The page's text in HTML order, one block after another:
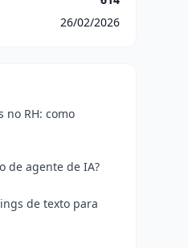
26/02/2026
RH: como
de agente de IA?
de texto para